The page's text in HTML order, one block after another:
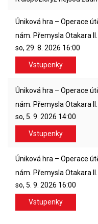
Úniková hra – Operace
nám. Přemysla Otakara
so, 29. 8. 2026 16:00
Vstupenky
Úniková hra – Operace
nám. Přemysla Otakara
so, 5. 9. 2026 14:00
Vstupenky
Úniková hra – Operace
nám. Přemysla Otakara
so, 5. 9. 2026 16:00
Vstupenky